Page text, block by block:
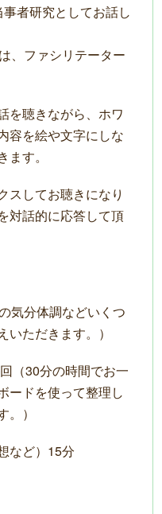
者研究としてお話し
、ファシリテーター
を聴きながら、ホワ
容を絵や文字にしな
す。
してお聴きになり
対話的に応答して頂
分体調などいくつ
ただきます。）
（30分の時間でお一
ードを使って整理し
。）
など）15分